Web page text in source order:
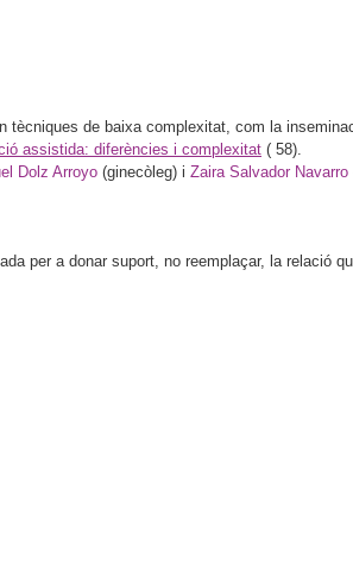
tècniques de baixa complexitat, com la
assistida: diferències i complexitat ( 58).
Dolz Arroyo (ginecòleg) i Zaira Salvador Navarro
per a donar suport, no reemplaçar, la relació